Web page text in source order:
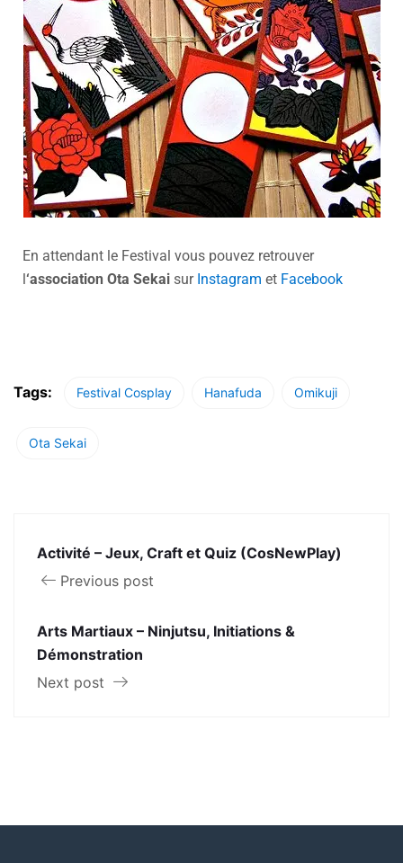
En attendant le Festival vous pouvez retrouver
l‘association Ota Sekai sur Instagram et Facebook
Tags: Festival Cosplay Hanafuda Omikuji
Ota Sekai
Activité – Jeux, Craft et Quiz (CosNewPlay)
Previous post
Arts Martiaux – Ninjutsu, Initiations &
Démonstration
Next post